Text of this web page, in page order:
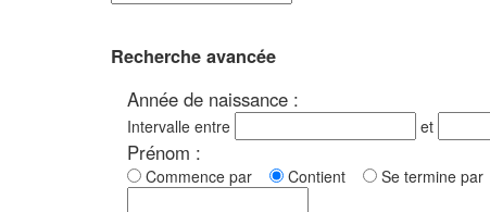
Recherche avancée
Année de naissance :
Intervalle entre et
Prénom :
Commence par Contient Se termine par